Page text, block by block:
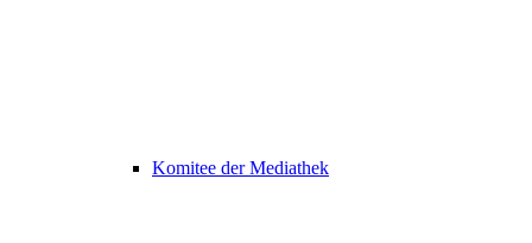
Komitee der Mediathek